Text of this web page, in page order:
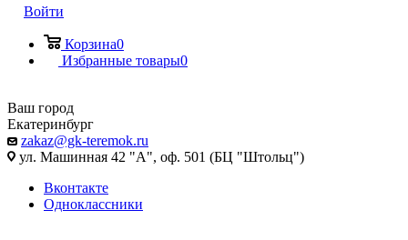
Войти
Корзина0
Избранные товары0
Ваш город
Екатеринбург
zakaz@gk-teremok.ru
ул. Машинная 42 "А", оф. 501 (БЦ "Штольц")
Вконтакте
Одноклассники